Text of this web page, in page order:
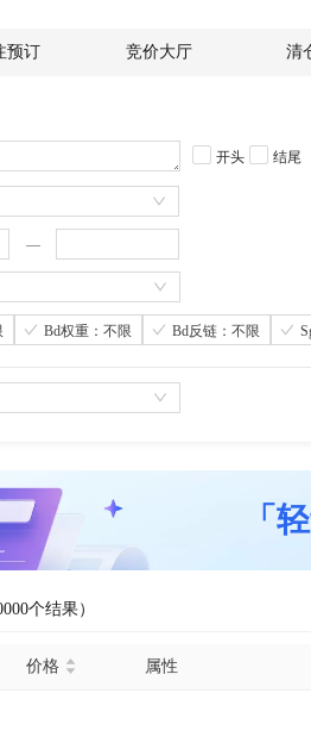
预订 竞价大厅 清
开头 结尾
Bd权重：不限 Bd反链：不限
「
个结果）
价格 属性